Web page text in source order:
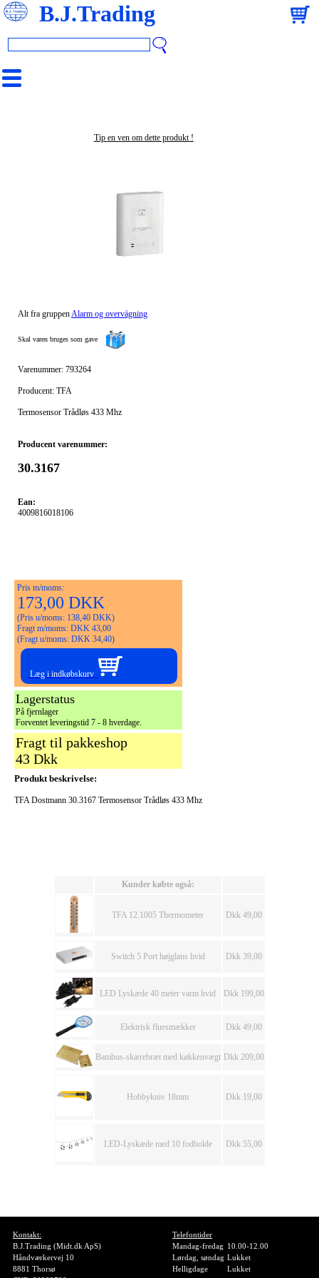
B.J.Trading
Tip en ven om dette produkt !
Alt fra gruppenAlarm og overvågning
Skal varen bruges som gave
Varenummer: 793264
Producent: TFA
Termosensor Trådløs 433 Mhz
Producent varenummer:
30.3167
Ean:
4009816018106
Pris m/moms:
173,00 DKK
(Pris u/moms: 138,40 DKK)
Fragt m/moms: DKK 43,00
(Fragt u/moms: DKK 34,40)
Læg i indkøbskurv
Lagerstatus
På fjernlager
Forventet leveringstid 7 - 8 hverdage.
Fragt til pakkeshop
43 Dkk
Produkt beskrivelse:
TFA Dostmann 30.3167 Termosensor Trådløs 433 Mhz
Kunder købte også:
TFA 12.1005 Thermometer Dkk 49,00
Switch 5 Port højglans hvid Dkk 39,00
LED Lyskæde 40 meter varm hvid Dkk 199,00
Elektrisk fluesmækker Dkk 49,00
Bambus-skærebræt med køkkenvægt Dkk 209,00
Hobbykniv 18mm Dkk 19,00
LED-Lyskæde med 10 fodbolde Dkk 55,00
Kontakt:
B.J.Trading (Midt.dk ApS)
Håndværkervej 10
8881 Thorsø
Telefontider
Mandag-fredag 10.00-12.00
Lørdag, søndag Lukket
Helligdage
Lukket